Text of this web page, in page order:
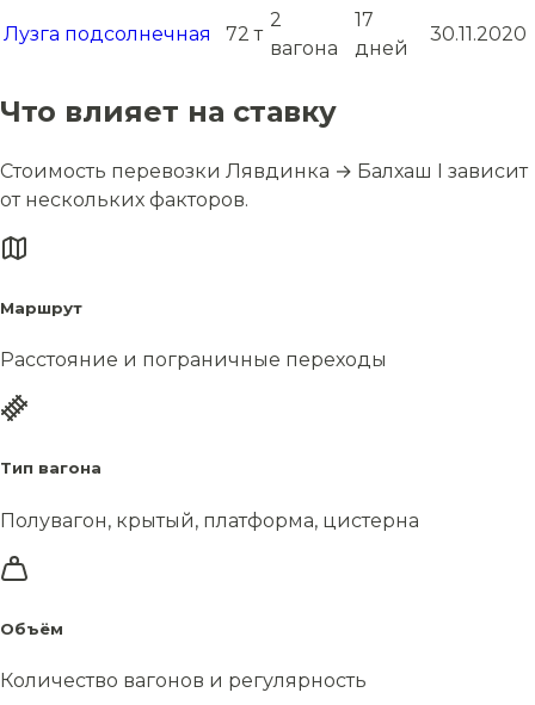
Лузга подсолнечная 72 т
2
вагона
17
дней
30.11.2020
Что влияет на ставку
Стоимость перевозки Лявдинка → Балхаш I зависит
от нескольких факторов.
Маршрут
Расстояние и пограничные переходы
Тип вагона
Полувагон, крытый, платформа, цистерна
Объём
Количество вагонов и регулярность